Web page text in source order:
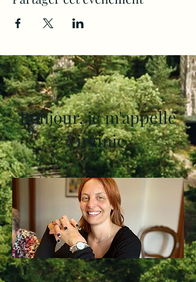
Bonjour, je m'appelle
Virginie.